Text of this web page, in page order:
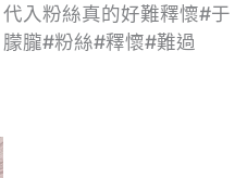
代入粉絲真的好難釋懷#于
朦朧#粉絲#釋懷#難過